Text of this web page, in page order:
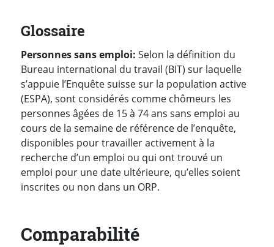
Glossaire
Personnes sans emploi: Selon la définition du
Bureau international du travail (BIT) sur laquelle
s’appuie l’Enquête suisse sur la population active
(ESPA), sont considérés comme chômeurs les
personnes âgées de 15 à 74 ans sans emploi au
cours de la semaine de référence de l’enquête,
disponibles pour travailler activement à la
recherche d’un emploi ou qui ont trouvé un
emploi pour une date ultérieure, qu’elles soient
inscrites ou non dans un ORP.
Comparabilité